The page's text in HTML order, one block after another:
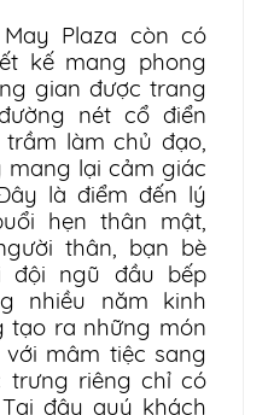
Plaza còn có
kế mang phong
gian được trang
nét cổ điển
làm chủ đạo,
mang lại cảm giác
là điểm đến lý
hẹn thân mật,
thân, bạn bè
đội ngũ đầu bếp
nhiều năm kinh
tạo ra những món
mâm tiệc sang
trưng riêng chỉ có
đây quý khách